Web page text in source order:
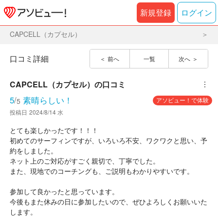
新規登録 ログイン
CAPCELL（カプセル）
前へ 一覧 次へ
口コミ詳細
CAPCELL（カプセル） の口コミ ︙
5/5 素晴らしい！
アソビュー！で体験
投稿日 2024/8/14 水
とても楽しかったです！！！
初めてのサーフィンですが、いろいろ不安、ワクワクと思い、予
約をしました。
ネット上のご対応がすごく親切で、丁寧でした。
また、現地でのコーチングも、ご説明もわかりやすいです。
参加して良かったと思っています。
今後もまた休みの日に参加したいので、ぜひよろしくお願いいた
します。